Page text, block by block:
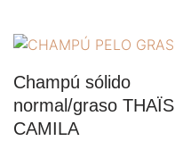
Champú sólido
normal/graso THAÏS
CAMILA